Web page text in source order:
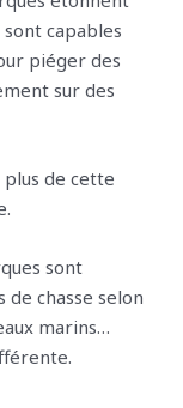
capables
piéger des
sur des
plus de cette
sont
chasse selon
marins…